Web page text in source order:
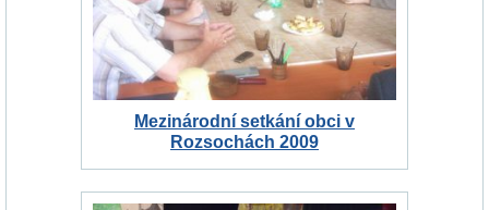
Mezinárodní setkání obci v
Rozsochách 2009